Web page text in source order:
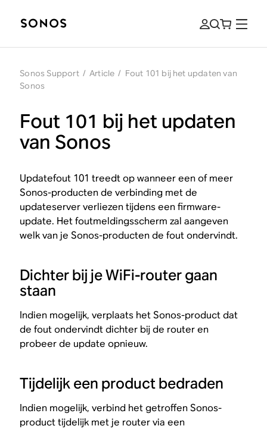
Sonos Support / Article / Fout 101 bij het updaten van
Sonos
Fout 101 bij het updaten
van Sonos
Updatefout 101 treedt op wanneer een of meer
Sonos-producten de verbinding met de
updateserver verliezen tijdens een firmware-
update. Het foutmeldingsscherm zal aangeven
welk van je Sonos-producten de fout ondervindt.
Dichter bij je WiFi-router gaan
staan
Indien mogelijk, verplaats het Sonos-product dat
de fout ondervindt dichter bij de router en
probeer de update opnieuw.
Tijdelijk een product bedraden
Indien mogelijk, verbind het getroffen Sonos-
product tijdelijk met je router via een